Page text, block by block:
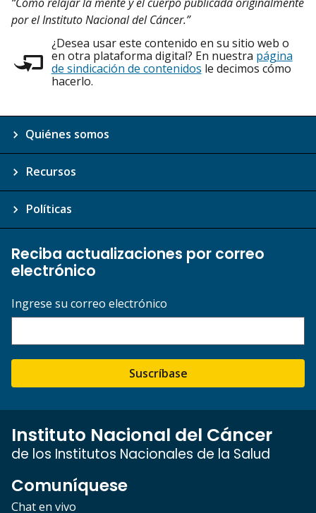
por el Instituto Nacional del Cáncer.”
¿Desea usar este contenido en su sitio web o
en otra plataforma digital? En nuestra página
de sindicación de contenidos le decimos cómo
hacerlo.
Quiénes somos
Recursos
Políticas
Reciba actualizaciones por correo
electrónico
Ingrese su correo electrónico
Suscríbase
Instituto Nacional del Cáncer
de los Institutos Nacionales de la Salud
Comuníquese
Chat en vivo